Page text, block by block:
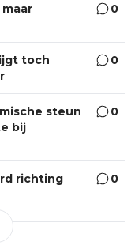
0
toch
0
steun
bij
0
richting
0